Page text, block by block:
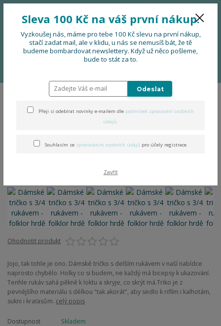
Menu
0 Kč
Dámské tričko s 3/4 rukávem
Ohodnotit produkt
Jojo, tak tohle je ono. Dámské tričko s delším rukávem v naší nabídce
naprosto chybělo. Holky co si budem, ne každý má bicepsy k ukazování.
Tenhle rukáv sahá pěkně k loktu a skryje, co skrýt má.Triko je z
pevnějšího materiálu s délkou "tak akorát", aby sedlo k riflím i kalhotám,
sukni i kraťasům. celý popis
Dostupnost
Skladem
Sleva 100 Kč na váš první nákup.
Vyzkoušej nás, máme pro tebe 100 Kč slevu na první nákup,
stačí zadat mail, ale v klidu, u nás se nemusíš bát, že tě
budeme bombardovat newslettery. Když už něco pošleme,
bude to stát za to.
Odeslat
Přeji si odebírat novinky e-mailem dle podmínek zpracování osobních
údajů.
Souhlasím se zpracováním osobních údajů pro účely registrace.
Zavřít